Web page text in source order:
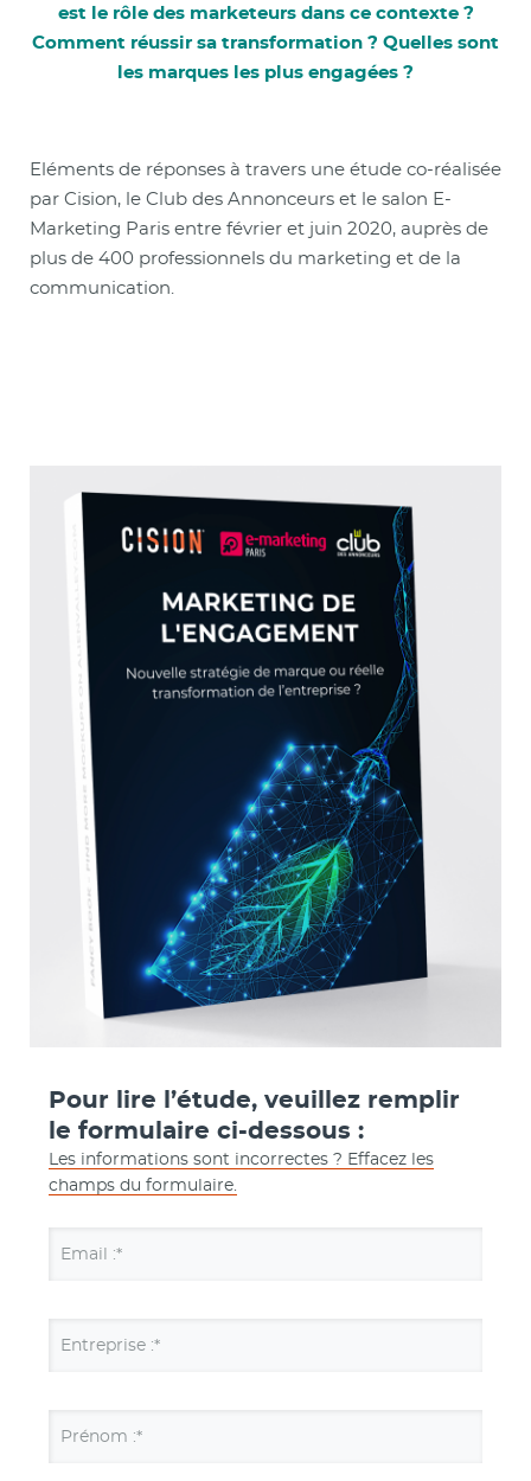
est le rôle des marketeurs dans ce contexte ?
Comment réussir sa transformation ? Quelles sont
les marques les plus engagées ?
Eléments de réponses à travers une étude co-réalisée
par Cision, le Club des Annonceurs et le salon E-
Marketing Paris entre février et juin 2020, auprès de
plus de 400 professionnels du marketing et de la
communication.
Pour lire l’étude, veuillez remplir
le formulaire ci-dessous :
Les informations sont incorrectes ? Effacez les
champs du formulaire.
Email :*
Entreprise :*
Prénom :*